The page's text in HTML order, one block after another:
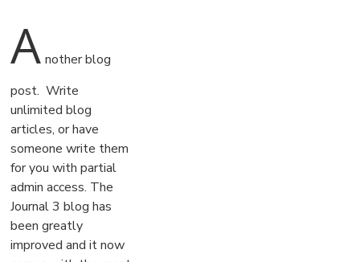
A nother blog
post. Write
unlimited blog
articles, or have
someone write them
for you with partial
admin access. The
Journal 3 blog has
been greatly
improved and it now